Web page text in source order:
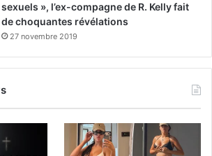
sexuels », l’ex-compagne de R. Kelly fait
de choquantes révélations
27 novembre 2019